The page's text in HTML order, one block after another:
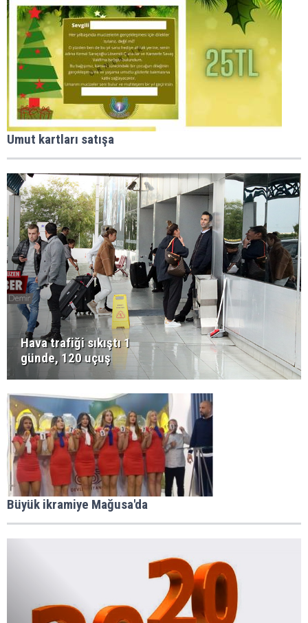
Umut kartları satışa
Hava trafiği sıkıştı 1
günde, 120 uçuş
Büyük ikramiye Mağusa'da